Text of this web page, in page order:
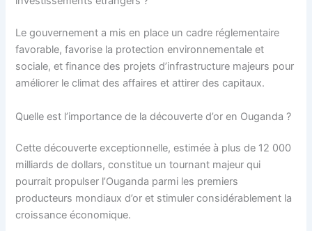
Le gouvernement a mis en place un cadre réglementaire
favorable, favorise la protection environnementale et
sociale, et finance des projets d’infrastructure majeurs pour
améliorer le climat des affaires et attirer des capitaux.
Quelle est l’importance de la découverte d’or en Ouganda ?
Cette découverte exceptionnelle, estimée à plus de 12 000
milliards de dollars, constitue un tournant majeur qui
pourrait propulser l’Ouganda parmi les premiers
producteurs mondiaux d’or et stimuler considérablement la
croissance économique.